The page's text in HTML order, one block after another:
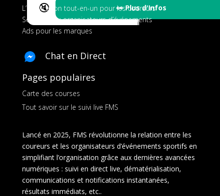
🔇 👀 Plus d'Infos
L’application tout-en-un pour les coureurs
Services aux organisateurs d’événements
Ads pour les marques
Chat en Direct
Pages populaires
Carte des courses
Tout savoir sur le suivi live FMS
Lancé en 2025, FMS révolutionne la relation entre les
coureurs et les organisateurs d’événements sportifs en
simplifiant l’organisation grâce aux dernières avancées
numériques : suivi en direct live, dématérialisation,
communications et notifications instantanées,
résultats immédiats, etc..